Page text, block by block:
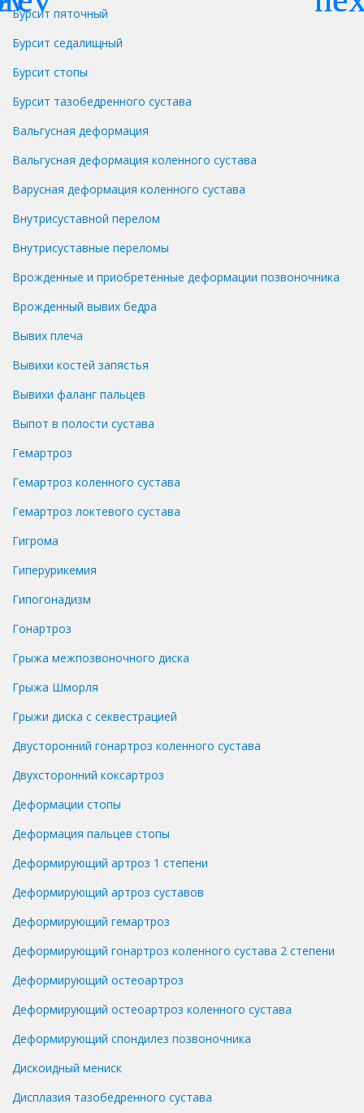
Бурсит пяточный
Бурсит седалищный
Бурсит стопы
Бурсит тазобедренного сустава
Вальгусная деформация
Вальгусная деформация коленного сустава
Варусная деформация коленного сустава
Внутрисуставной перелом
Внутрисуставные переломы
Врожденные и приобретенные деформации позвоночника
Врожденный вывих бедра
Вывих плеча
Вывихи костей запястья
Вывихи фаланг пальцев
Выпот в полости сустава
Гемартроз
Гемартроз коленного сустава
Гемартроз локтевого сустава
Гигрома
Гиперурикемия
Гипогонадизм
Гонартроз
Грыжа межпозвоночного диска
Грыжа Шморля
Грыжи диска с секвестрацией
Двусторонний гонартроз коленного сустава
Двухсторонний коксартроз
Деформации стопы
Деформация пальцев стопы
Деформирующий артроз 1 степени
Деформирующий артроз суставов
Деформирующий гемартроз
Деформирующий гонартроз коленного сустава 2 степени
Деформирующий остеоартроз
Деформирующий остеоартроз коленного сустава
Деформирующий спондилез позвоночника
Дискоидный мениск
Дисплазия тазобедренного сустава